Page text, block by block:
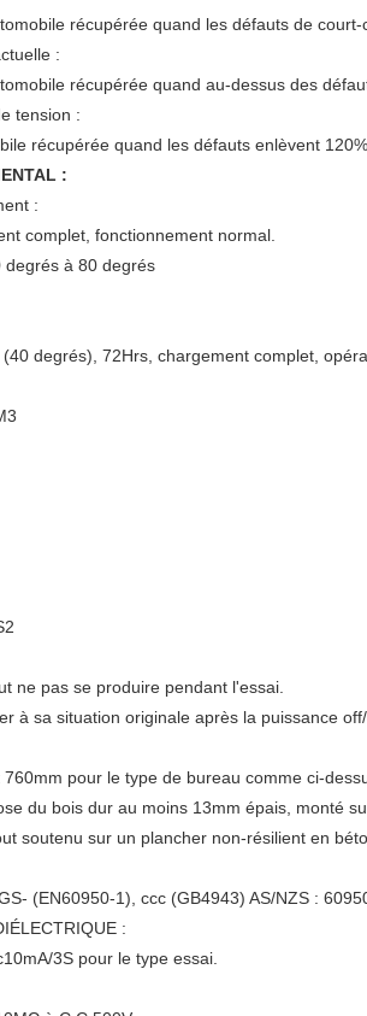
récupérée quand les défauts de court-
:
récupérée quand au-dessus des
tension :
récupérée quand les défauts enlèvent
:
:
complet, fonctionnement normal.
degrés à 80 degrés
degrés), 72Hrs, chargement complet,
ne pas se produire pendant l'essai.
à sa situation originale après la puissance off/
pour le type de bureau comme ci-
du bois dur au moins 13mm épais, monté
soutenu sur un plancher non-résilient en
(EN60950-1), ccc (GB4943) AS/NZS :
:
3S pour le type essai.